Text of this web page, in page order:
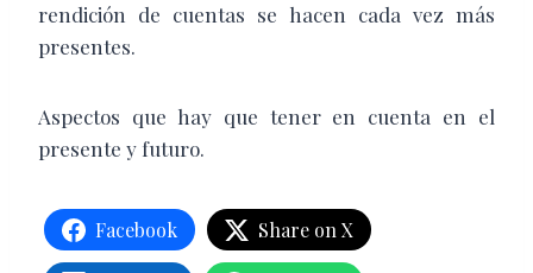
rendición de cuentas se hacen cada vez más
presentes.
Aspectos que hay que tener en cuenta en el
presente y futuro.
Facebook Share on X